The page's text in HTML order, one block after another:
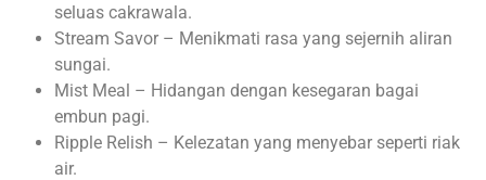
seluas cakrawala.
Stream Savor – Menikmati rasa yang sejernih aliran
sungai.
Mist Meal – Hidangan dengan kesegaran bagai
embun pagi.
Ripple Relish – Kelezatan yang menyebar seperti riak
air.